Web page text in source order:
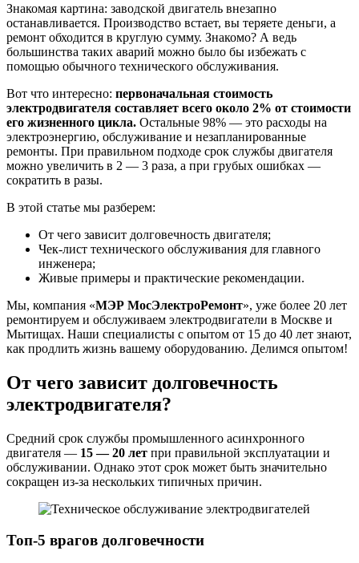
Знакомая картина: заводской двигатель внезапно
останавливается. Производство встает, вы теряете деньги, а
ремонт обходится в круглую сумму. Знакомо? А ведь
большинства таких аварий можно было бы избежать с
помощью обычного технического обслуживания.
Вот что интересно: первоначальная стоимость
электродвигателя составляет всего около 2% от стоимости
его жизненного цикла. Остальные 98% — это расходы на
электроэнергию, обслуживание и незапланированные
ремонты. При правильном подходе срок службы двигателя
можно увеличить в 2 — 3 раза, а при грубых ошибках —
сократить в разы.
В этой статье мы разберем:
От чего зависит долговечность двигателя;
Чек-лист технического обслуживания для главного
инженера;
Живые примеры и практические рекомендации.
Мы, компания «МЭР МосЭлектроРемонт», уже более 20 лет
ремонтируем и обслуживаем электродвигатели в Москве и
Мытищах. Наши специалисты с опытом от 15 до 40 лет знают,
как продлить жизнь вашему оборудованию. Делимся опытом!
От чего зависит долговечность
электродвигателя?
Средний срок службы промышленного асинхронного
двигателя — 15 — 20 лет при правильной эксплуатации и
обслуживании. Однако этот срок может быть значительно
сокращен из-за нескольких типичных причин.
Топ-5 врагов долговечности